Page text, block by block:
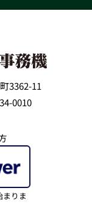
3362-11
0010
りま